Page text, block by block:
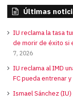
Últimas
IU reclama la tasa
de morir de éxito si
7, 2026
IU reclama al IMD
FC pueda entrenar
Ismael Sánchez